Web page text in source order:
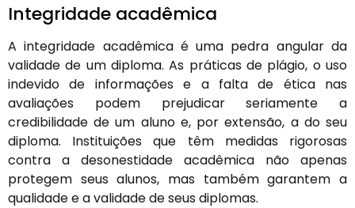
Integridade acadêmica
A integridade acadêmica é uma pedra angular da
validade de um diploma. As práticas de plágio, o uso
indevido de informações e a falta de ética nas
avaliações podem prejudicar seriamente a
credibilidade de um aluno e, por extensão, a do seu
diploma. Instituições que têm medidas rigorosas
contra a desonestidade acadêmica não apenas
protegem seus alunos, mas também garantem a
qualidade e a validade de seus diplomas.